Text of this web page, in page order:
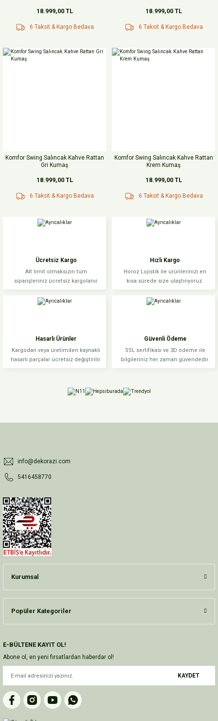
18.999,00 TL
6 Taksit & Kargo Bedava
18.999,00 TL
6 Taksit & Kargo Bedava
Komfor Swing Salıncak Kahve Rattan
Gri Kumaş
18.999,00 TL
6 Taksit & Kargo Bedava
Komfor Swing Salıncak Kahve Rattan
Krem Kumaş
18.999,00 TL
6 Taksit & Kargo Bedava
Ücretsiz Kargo
Alt limit olmaksızın tüm
siparişleriniz ücretsiz kargolanır.
Hızlı Kargo
Horoz Lojistik ile ürünlerinizi en
kısa sürede size ulaştırıyoruz.
Hasarlı Ürünler
Kargodan veya üretimden kaynaklı
hasarlı parçalar ücretsiz değiştirilir.
Güvenli Ödeme
SSL sertifikası ve 3D ödeme ile
bilgileriniz her zaman güvendedir.
info@dekorazi.com
5416458770
Kurumsal
Popüler Kategoriler
E-BÜLTENE KAYIT OL!
Abone ol, en yeni fırsatlardan haberdar ol!
KAYDET